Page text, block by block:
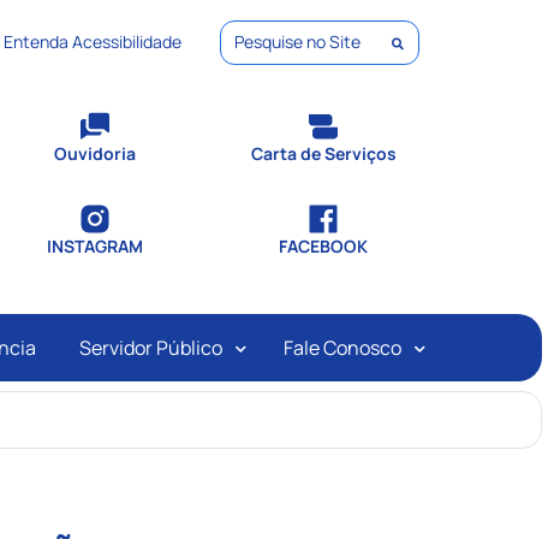
Entenda Acessibilidade
Pesquisar
Ouvidoria Carta de Serviços
INSTAGRAM FACEBOOK
Servidor Público Fale Conosco